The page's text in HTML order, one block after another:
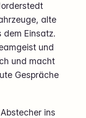
alte
dem Einsatz.
und
und macht
Gespräche
ins